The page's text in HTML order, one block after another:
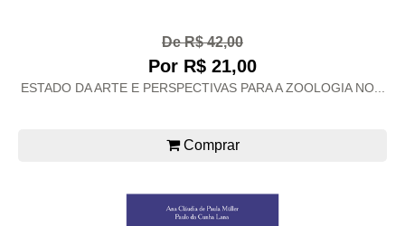
De R$ 42,00
Por R$ 21,00
ESTADO DA ARTE E PERSPECTIVAS PARA A ZOOLOGIA NO...
Comprar